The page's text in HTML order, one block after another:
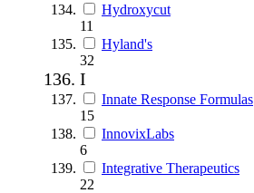
Hydroxycut
11
Hyland's
32
I
Innate Response Formulas
15
InnovixLabs
6
Integrative Therapeutics
22